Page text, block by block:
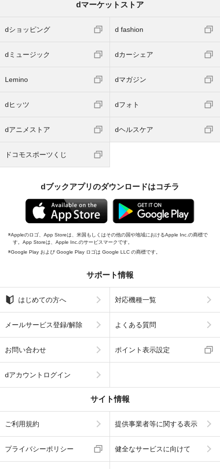
dマーケットストア
dショッピング d fashion
dミュージック dカーシェア
Lemino dマガジン
dヒッツ dフォト
dアニメストア dヘルスケア
ドコモスポーツくじ
dブックアプリのダウンロードはコチラ
Appleのロゴ、App Storeは、米国もしくはその他の国や地域におけるApple Inc.の商標で
す。App Storeは、Apple Inc.のサービスマークです。
Google Play および Google Play ロゴは Google LLC の商標です。
サポート情報
はじめての方へ 対応機種一覧
メールサービス登録/解除 よくある質問
お問い合わせ ポイント表示設定
dアカウントログイン
サイト情報
ご利用規約 提供事業者等に関する表示
プライバシーポリシー 健全なサービスに向けて